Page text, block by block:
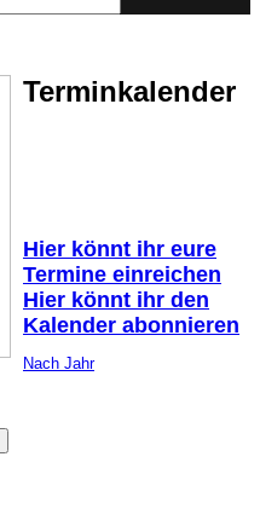
Terminkalender
Hier könnt ihr eure
Termine einreichen
Hier könnt ihr den
Kalender abonnieren
Nach Jahr